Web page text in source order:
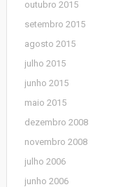
outubro 2015
setembro 2015
agosto 2015
julho 2015
junho 2015
maio 2015
dezembro 2008
novembro 2008
julho 2006
junho 2006